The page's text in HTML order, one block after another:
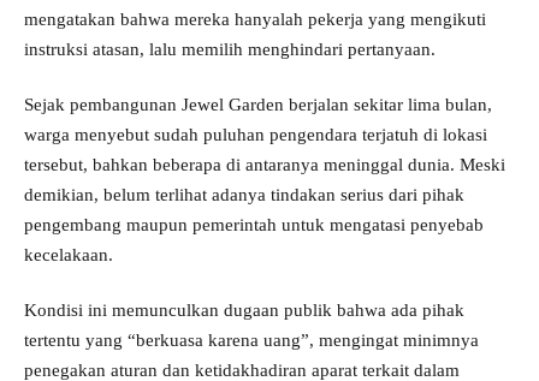
mengatakan bahwa mereka hanyalah pekerja yang mengikuti
instruksi atasan, lalu memilih menghindari pertanyaan.
Sejak pembangunan Jewel Garden berjalan sekitar lima bulan,
warga menyebut sudah puluhan pengendara terjatuh di lokasi
tersebut, bahkan beberapa di antaranya meninggal dunia. Meski
demikian, belum terlihat adanya tindakan serius dari pihak
pengembang maupun pemerintah untuk mengatasi penyebab
kecelakaan.
Kondisi ini memunculkan dugaan publik bahwa ada pihak
tertentu yang “berkuasa karena uang”, mengingat minimnya
penegakan aturan dan ketidakhadiran aparat terkait dalam